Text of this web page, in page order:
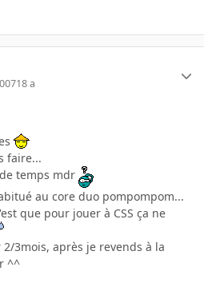
18 a
faire...
temps mdr
au core duo pompompom...
que pour jouer à CSS ça ne
3mois, après je revends à la
^^